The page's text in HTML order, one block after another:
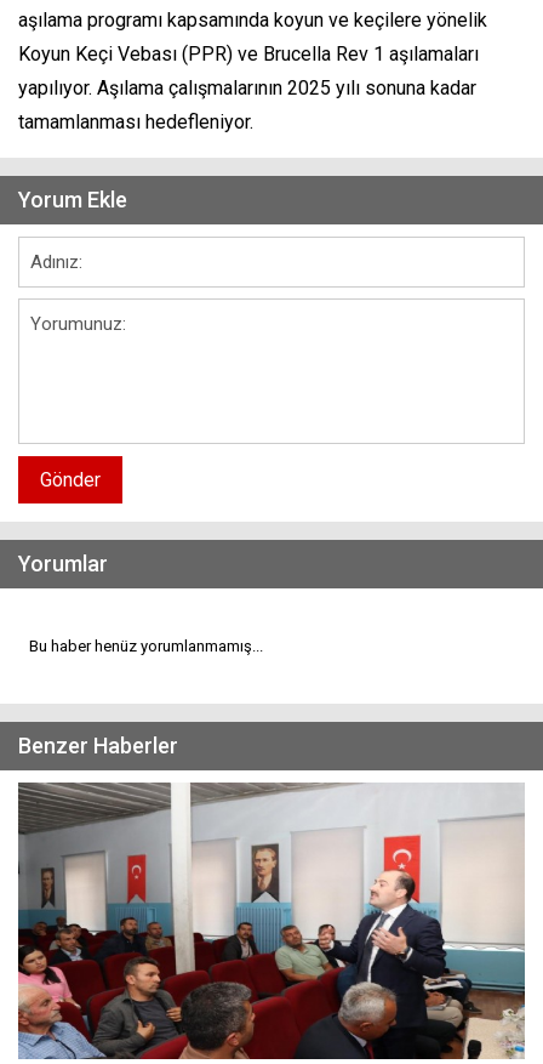
aşılama programı kapsamında koyun ve keçilere yönelik
Koyun Keçi Vebası (PPR) ve Brucella Rev 1 aşılamaları
yapılıyor. Aşılama çalışmalarının 2025 yılı sonuna kadar
tamamlanması hedefleniyor.
Yorum Ekle
Gönder
Yorumlar
Bu haber henüz yorumlanmamış...
Benzer Haberler